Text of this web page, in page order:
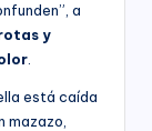
a
y
está caída
mazazo,